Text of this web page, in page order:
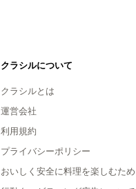
クラシルについて
クラシルとは
運営会社
利用規約
プライバシーポリシー
おいしく安全に料理を楽しむため